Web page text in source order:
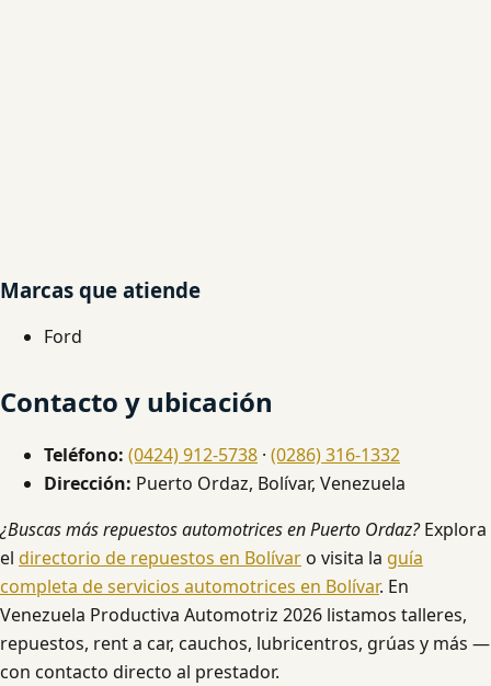
Marcas que atiende
Ford
Contacto y ubicación
Teléfono: (0424) 912-5738 · (0286) 316-1332
Dirección: Puerto Ordaz, Bolívar, Venezuela
¿Buscas más repuestos automotrices en Puerto Ordaz?Explora
el directorio de repuestos en Bolívaro visita la guía
completa de servicios automotrices en Bolívar. En
Venezuela Productiva Automotriz 2026 listamos talleres,
repuestos, rent a car, cauchos, lubricentros, grúas y más —
con contacto directo al prestador.